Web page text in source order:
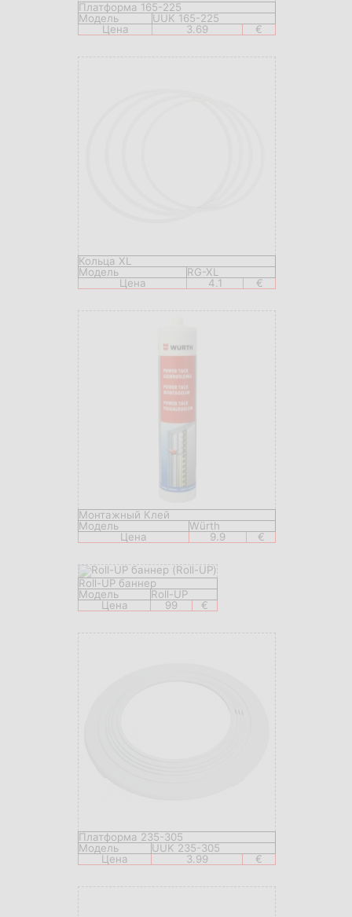
Платформа 165-225
Модель
UUK 165-225
Цена
3.69 €
Кольца XL
Модель
RG-XL
Цена
4.1 €
Монтажный Клей
Модель
Würth
Цена
9.9 €
Roll-UP баннер
Модель
Roll-UP
Цена
99 €
Платформа 235-305
Модель
UUK 235-305
Цена
3.99 €